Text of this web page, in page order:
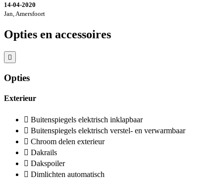
14-04-2020
Jan, Amersfoort
Opties en accessoires
Opties
Exterieur
Buitenspiegels elektrisch inklapbaar
Buitenspiegels elektrisch verstel- en verwarmbaar
Chroom delen exterieur
Dakrails
Dakspoiler
Dimlichten automatisch